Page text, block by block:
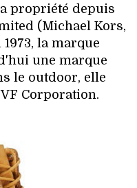
propriété depuis
(Michael Kors,
1973, la marque
une marque
le outdoor, elle
Corporation.